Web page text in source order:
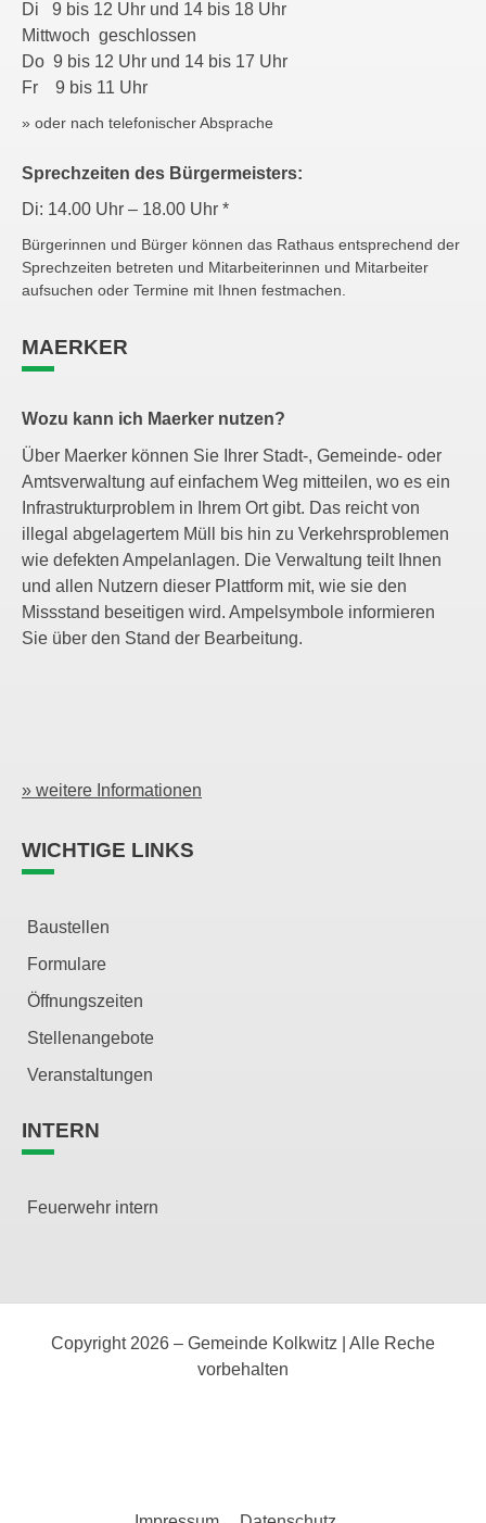
Di 9 bis 12 Uhr und 14 bis 18 Uhr
Mittwoch geschlossen
Do 9 bis 12 Uhr und 14 bis 17 Uhr
Fr 9 bis 11 Uhr
» oder nach telefonischer Absprache
Sprechzeiten des Bürgermeisters:
Di: 14.00 Uhr – 18.00 Uhr *
Bürgerinnen und Bürger können das Rathaus entsprechend der
Sprechzeiten betreten und Mitarbeiterinnen und Mitarbeiter
aufsuchen oder Termine mit Ihnen festmachen.
MAERKER
Wozu kann ich Maerker nutzen?
Über Maerker können Sie Ihrer Stadt-, Gemeinde- oder
Amtsverwaltung auf einfachem Weg mitteilen, wo es ein
Infrastrukturproblem in Ihrem Ort gibt. Das reicht von
illegal abgelagertem Müll bis hin zu Verkehrsproblemen
wie defekten Ampelanlagen. Die Verwaltung teilt Ihnen
und allen Nutzern dieser Plattform mit, wie sie den
Missstand beseitigen wird. Ampelsymbole informieren
Sie über den Stand der Bearbeitung.
» weitere Informationen
WICHTIGE LINKS
Baustellen
Formulare
Öffnungszeiten
Stellenangebote
Veranstaltungen
INTERN
Feuerwehr intern
Copyright 2026 – Gemeinde Kolkwitz | Alle Reche
vorbehalten